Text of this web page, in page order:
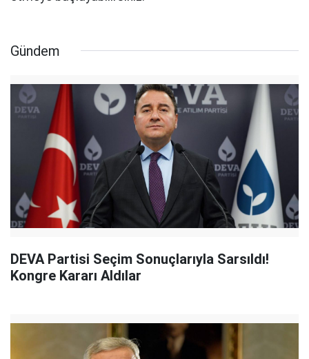
Gündem
DEVA Partisi Seçim Sonuçlarıyla Sarsıldı!
Kongre Kararı Aldılar